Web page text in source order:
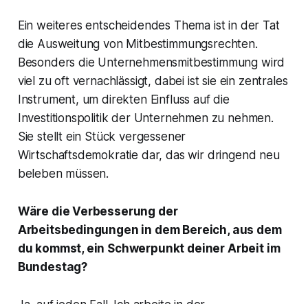
Ein weiteres entscheidendes Thema ist in der Tat
die Ausweitung von Mitbestimmungsrechten.
Besonders die Unternehmensmitbestimmung wird
viel zu oft vernachlässigt, dabei ist sie ein zentrales
Instrument, um direkten Einfluss auf die
Investitionspolitik der Unternehmen zu nehmen.
Sie stellt ein Stück vergessener
Wirtschaftsdemokratie dar, das wir dringend neu
beleben müssen.
Wäre die Verbesserung der
Arbeitsbedingungen in dem Bereich, aus dem
du kommst, ein Schwerpunkt deiner Arbeit im
Bundestag?